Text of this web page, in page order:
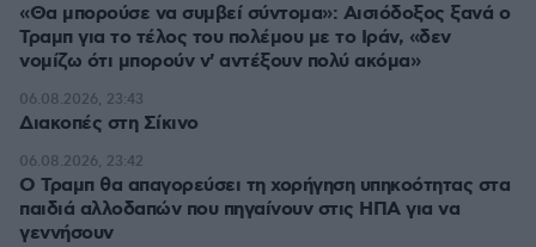
«Θα μπορούσε να συμβεί σύντομα»: Αισιόδοξος ξανά ο
Τραμπ για το τέλος του πολέμου με το Ιράν, «δεν
νομίζω ότι μπορούν ν' αντέξουν πολύ ακόμα»
Διακοπές στη Σίκινο
06.08.2026, 23:43
Ο Τραμπ θα απαγορεύσει τη χορήγηση υπηκοότητας στα
παιδιά αλλοδαπών που πηγαίνουν στις ΗΠΑ για να
γεννήσουν
06.08.2026, 23:42